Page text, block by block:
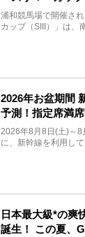
馬と見どころを
浦和競馬場で開催さ
カップ（SIII）」は、
2026年お盆期間
予測！指定席満
急券も解説
2026年8月8日(土)～8
に、新幹線を利用し
日本最大級*の爽
誕生！ この夏、